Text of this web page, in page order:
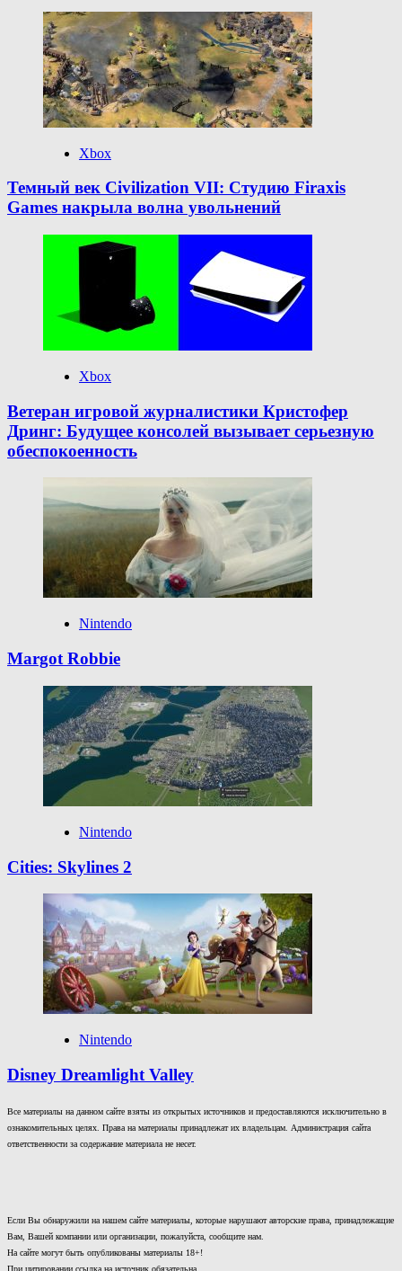
Xbox
Темный век Civilization VII: Студию Firaxis
Games накрыла волна увольнений
Xbox
Ветеран игровой журналистики Кристофер
Дринг: Будущее консолей вызывает серьезную
обеспокоенность
Nintendo
Margot Robbie
Nintendo
Cities: Skylines 2
Nintendo
Disney Dreamlight Valley
Все материалы на данном сайте взяты из открытых источников и предоставляются исключительно в
ознакомительных целях. Права на материалы принадлежат их владельцам. Администрация сайта
ответственности за содержание материала не несет.
Если Вы обнаружили на нашем сайте материалы, которые нарушают авторские права, принадлежащие
Вам, Вашей компании или организации, пожалуйста, сообщите нам.
На сайте могут быть опубликованы материалы 18+!
При цитировании ссылка на источник обязательна.